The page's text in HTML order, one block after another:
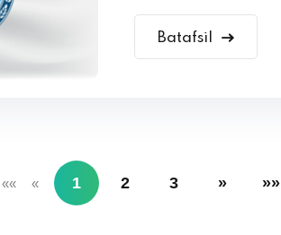
Batafsil
«« « 1 2 3 » »»